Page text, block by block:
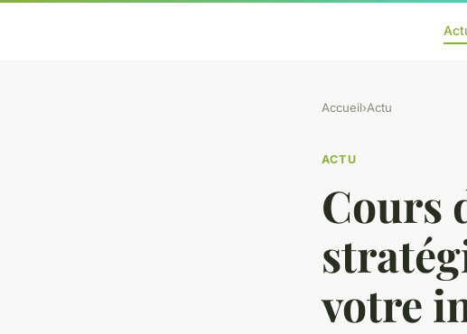
Accueil›Actu
ACTU
Cours
votre